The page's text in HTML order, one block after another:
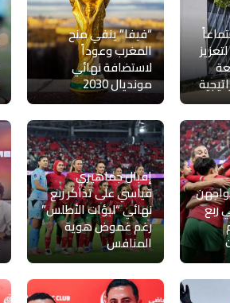
“فيفا” ينفي منح
المغرب وعوداً
لاستضافة نهائي
مونديال 2030
ربع
إقبال جماهيري
قياسي على تذاكر ربع
نهائي “لبؤات الأطلس”
رغم غموض هوية
المنافس